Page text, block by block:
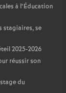
à l’Éducation
stagiaires, se
2025-2026
réussir son
du